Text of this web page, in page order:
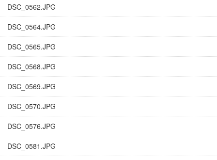
DSC_0562.JPG
DSC_0564.JPG
DSC_0565.JPG
DSC_0568.JPG
DSC_0569.JPG
DSC_0570.JPG
DSC_0576.JPG
DSC_0581.JPG